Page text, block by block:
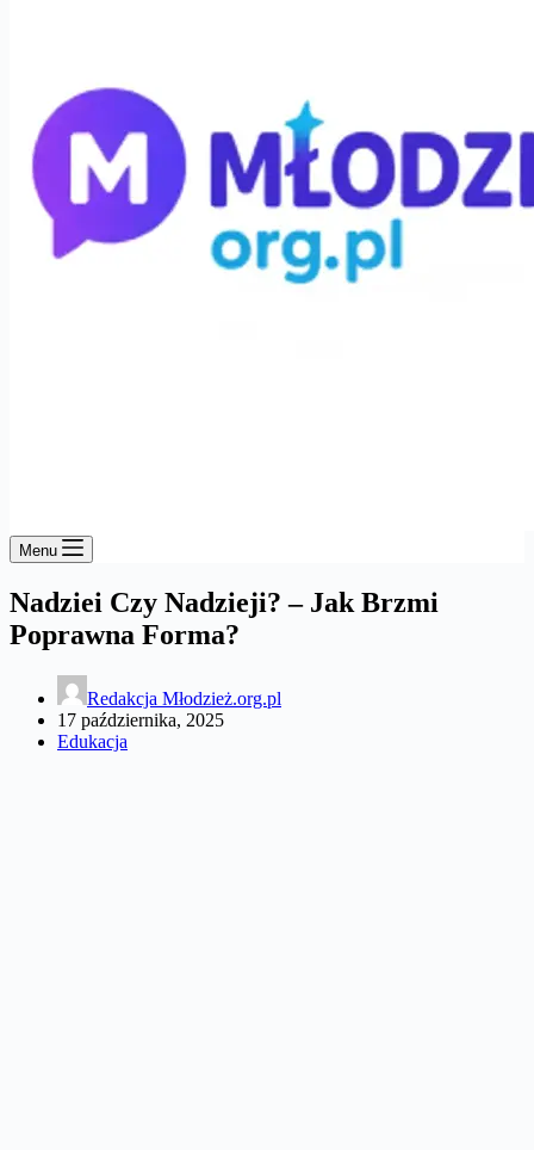
Menu
Nadziei Czy Nadzieji? – Jak Brzmi
Poprawna Forma?
Redakcja Młodzież.org.pl
17 października, 2025
Edukacja